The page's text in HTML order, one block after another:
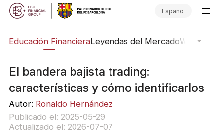
Español
Educación FinancieraLeyendas del MercadoWebinars
El bandera bajista trading:
características y cómo identificarlos
Autor: Ronaldo Hernández
Publicado el: 2025-05-29
Actualizado el: 2026-07-07